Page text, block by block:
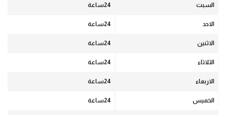
السبت 24ساعة
الاحد 24ساعة
الاثنين 24ساعة
الثلاثاء 24ساعة
الاربعاء 24ساعة
الخميس 24ساعة